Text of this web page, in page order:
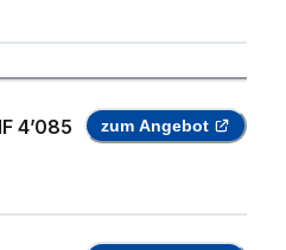
4’085 zum Angebot